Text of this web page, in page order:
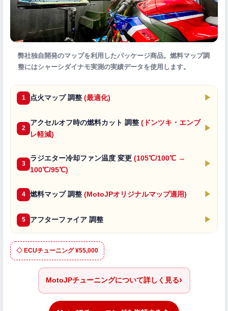
弊社独自開発のマップを利用したパッケージ商品。燃料マップ調
整にはシャーシダイナモ実測の実績データを使用します。
1 点火マップ 調整 (最適化) ▶
2
アクセルオフ時の燃料カット 調整 (ドンツキ・エンブ
レ軽減)
▶
3
ラジエター冷却ファン温度 変更 (105℃/100℃ →
100℃/95℃)
▶
4 燃料マップ 調整 (MotoJPオリジナルマップ適用) ▶
5 アフターファイア 調整 ▶
◇ ECUチューニング ¥55,000
MotoJPチューニングについて詳しく見る›